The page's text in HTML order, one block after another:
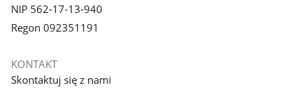
NIP 562-17-13-940
Regon 092351191
KONTAKT
Skontaktuj się z nami